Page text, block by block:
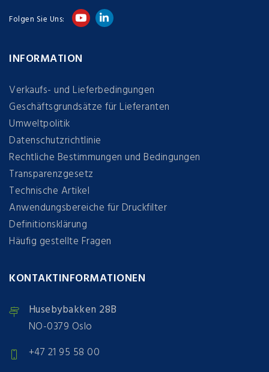
Folgen Sie Uns:
INFORMATION
Verkaufs- und Lieferbedingungen
Geschäftsgrundsätze für Lieferanten
Umweltpolitik
Datenschutzrichtlinie
Rechtliche Bestimmungen und Bedingungen
Transparenzgesetz
Technische Artikel
Anwendungsbereiche für Druckfilter
Definitionsklärung
Häufig gestellte Fragen
KONTAKTINFORMATIONEN
Husebybakken 28B
NO-0379 Oslo
+47 21 95 58 00